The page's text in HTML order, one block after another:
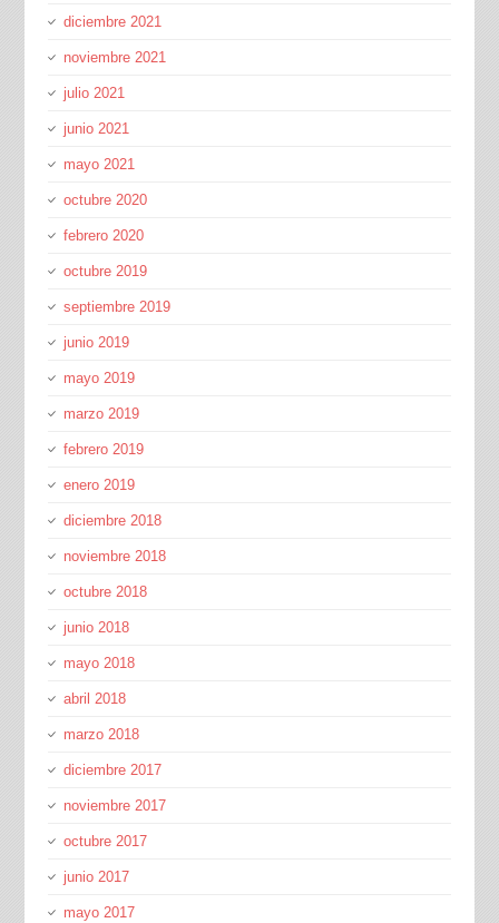
diciembre 2021
noviembre 2021
julio 2021
junio 2021
mayo 2021
octubre 2020
febrero 2020
octubre 2019
septiembre 2019
junio 2019
mayo 2019
marzo 2019
febrero 2019
enero 2019
diciembre 2018
noviembre 2018
octubre 2018
junio 2018
mayo 2018
abril 2018
marzo 2018
diciembre 2017
noviembre 2017
octubre 2017
junio 2017
mayo 2017